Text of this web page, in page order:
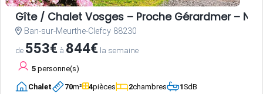
Gîte / Chalet Vosges – Proche Gérardmer –
Ban-sur-Meurthe-Clefcy 88230
de 553€ à 844€ la semaine
5 personne(s)
Chalet 70m² 4pièces 2chambres 1SdB